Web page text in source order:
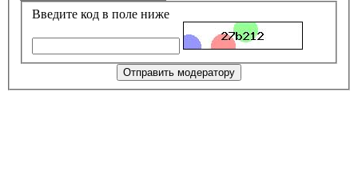
Введите код в поле ниже
Отправить модератору